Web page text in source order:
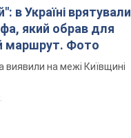
в Україні врятували
який обрав для
маршрут. Фото
виявили на межі Київщині